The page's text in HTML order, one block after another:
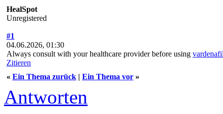
HealSpot
Unregistered
#1
04.06.2026, 01:30
Always consult with your healthcare provider before using
Zitieren
« Ein Thema zurück | Ein Thema vor »
Antworten